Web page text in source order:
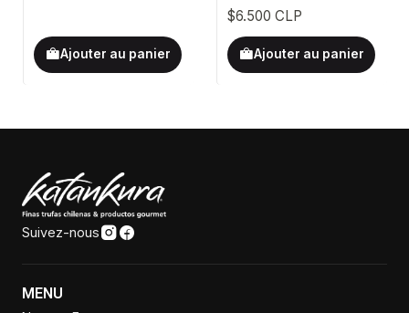
Ajouter au panier
$6.500 CLP
Ajouter au panier
Suivez-nous
MENU